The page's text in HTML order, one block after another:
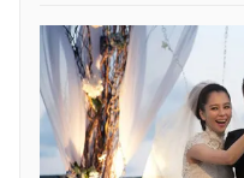
VTV Money
VTV Sức khoẻ